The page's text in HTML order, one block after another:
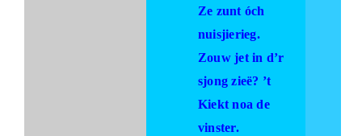
Ze zunt óch
nuisjierieg.
Zouw jet in d’r
sjong zieë? ’t
Kiekt noa de
vinster.